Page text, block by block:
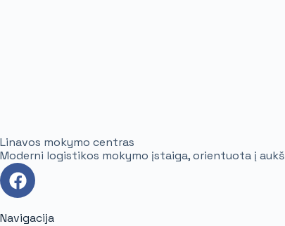
Linavos mokymo centras
Moderni logistikos mokymo įstaiga, orientuota į
Navigacija